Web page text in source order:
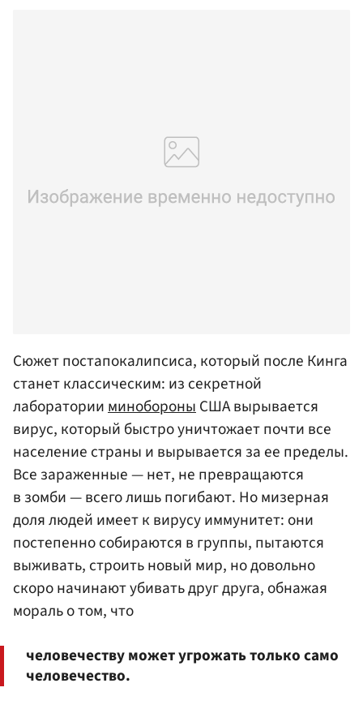
Сюжет постапокалипсиса, который после Кинга
станет классическим: из секретной
лабораторииминобороныСША вырывается
вирус, который быстро уничтожает почти все
население страны и вырывается за ее пределы.
Все зараженные — нет, не превращаются
в зомби — всего лишь погибают. Но мизерная
доля людей имеет к вирусу иммунитет: они
постепенно собираются в группы, пытаются
выживать, строить новый мир, но довольно
скоро начинают убивать друг друга, обнажая
мораль о том, что
человечеству может угрожать только само
человечество.